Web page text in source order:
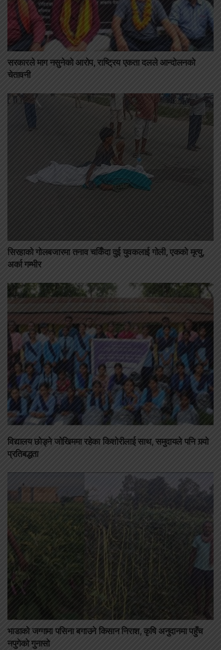
सरकारले माग नसुनेको आरोप, राष्ट्रिय एकता दलले आन्दोलनको
चेतावनी
सिरहाको गोलबजारमा तनाव चर्किँदा दुई युवकलाई गोली, एकको मृत्यु,
अर्का गम्भीर
विद्यालय छोड्ने जोखिममा रहेका किशोरीलाई साथ, समुदायले पनि गर्‍यो
प्रतिबद्धता
भाडाको जग्गामा पसिना बगाउने किसान निराश, कृषि अनुदानमा पहुँच
नपुगेको गुनासो